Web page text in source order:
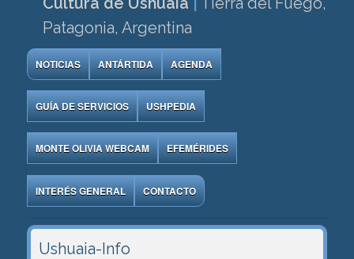
Patagonia, Argentina
NOTICIAS ANTÁRTIDA AGENDA
GUÍA DE SERVICIOS USHPEDIA
MONTE OLIVIA WEBCAM EFEMÉRIDES
INTERÉS GENERAL CONTACTO
Ushuaia-Info